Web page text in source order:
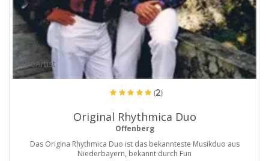
ProArtist
(2)
Original Rhythmica Duo
Offenberg
Das Origina Rhythmica Duo ist das bekannteste Musikduo aus
Niederbayern, bekannt durch Fun